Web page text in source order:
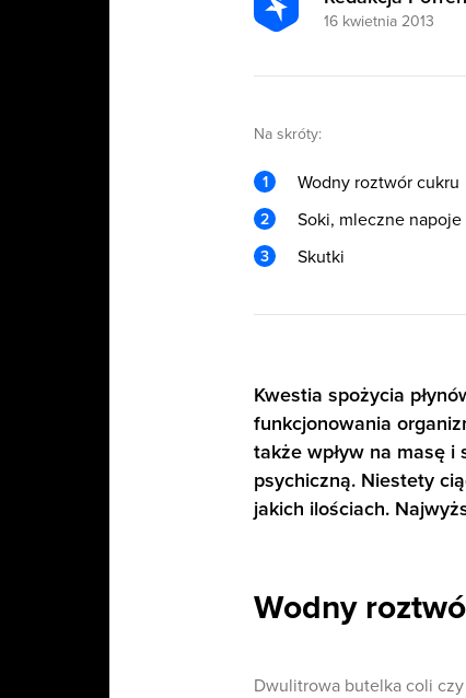
16 kwietnia 2013
Na skróty:
Wodny roztwór cukru
Soki, mleczne
Skutki
Kwestia spożycia
funkcjonowania
także wpływ na masę i
psychiczną. Niestety
jakich ilościach.
Wodny
Dwulitrowa butelka coli